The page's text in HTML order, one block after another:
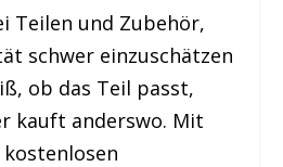
Teilen und Zubehör,
schwer einzuschätzen
ob das Teil passt,
kauft anderswo. Mit